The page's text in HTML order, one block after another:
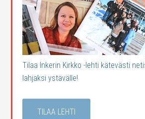
Tilaa Inkerin Kirkko -lehti kätevästi
lahjaksi ystävälle!
TILAA LEHTI